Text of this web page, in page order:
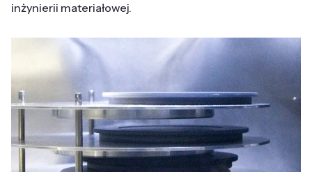
inżynierii materiałowej.